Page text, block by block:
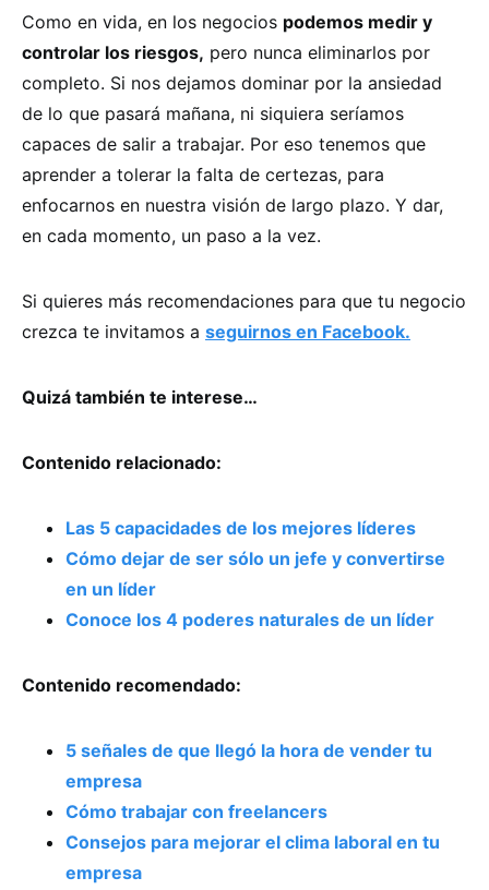
Como en vida, en los negocios podemos medir y
controlar los riesgos, pero nunca eliminarlos por
completo. Si nos dejamos dominar por la ansiedad
de lo que pasará mañana, ni siquiera seríamos
capaces de salir a trabajar. Por eso tenemos que
aprender a tolerar la falta de certezas, para
enfocarnos en nuestra visión de largo plazo. Y dar,
en cada momento, un paso a la vez.
Si quieres más recomendaciones para que tu negocio
crezca te invitamos a seguirnos en Facebook.
Quizá también te interese…
Contenido relacionado:
Las 5 capacidades de los mejores líderes
Cómo dejar de ser sólo un jefe y convertirse
en un líder
Conoce los 4 poderes naturales de un líder
Contenido recomendado:
5 señales de que llegó la hora de vender tu
empresa
Cómo trabajar con freelancers
Consejos para mejorar el clima laboral en tu
empresa